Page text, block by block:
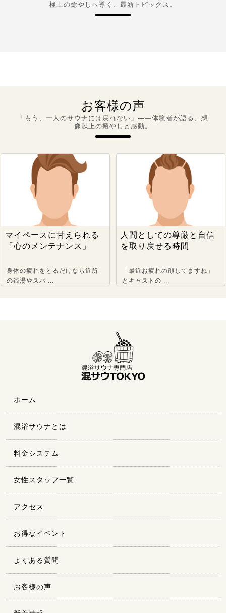
極上の癒やしへ導く、最新トピックス。
お客様の声
「もう、一人のサウナには戻れない」――体験者が語る、想
像以上の癒やしと感動。
マイペースに甘えられる
「心のメンテナンス」
身体の疲れをとるだけなら近所
の銭湯やスパ ...
人間としての尊厳と自信
を取り戻せる時間
「最近お疲れの顔してますね」
とキャストの ...
ホーム
混浴サウナとは
料金システム
女性スタッフ一覧
アクセス
お得なイベント
よくある質問
お客様の声